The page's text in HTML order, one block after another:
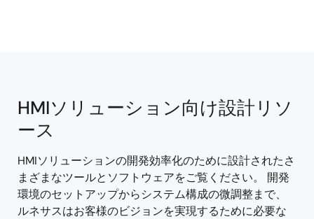
HMIソリューション向け設計リソ
ース
HMIソリューションの開発効率化のために設計されたさ
まざまなツールとソフトウェアをご覧ください。 開発
環境のセットアップからシステム構成の微調整まで、
ルネサスはお客様のビジョンを実現するために必要な